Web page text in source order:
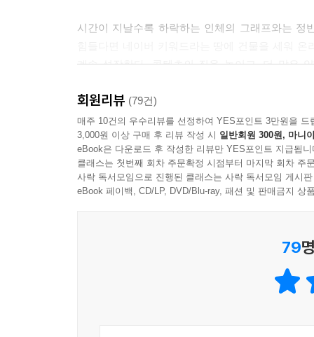
시간이 지날수록 하락하는 인체의 그래프와는
계속 성장한다. 콘텐츠의 질을 높이고, 더 많은
누구는 월급과 블로그 부업으로 벌어들인 수익
만들려고 노력하며, 누구는 블로그에 꾸준히 발
발견해 블로그 강사가 된 사람도 있다. 그 중간중
이 책에서는 올바른 부업 선정의 기준과 블로그를
역량을 결합해 불투명한 미래 환경에서도 언제
회원리뷰 (79건)
매주 10건의 우수리뷰를 선정하여 YES포인트 3만원을 드
3,000원 이상 구매 후 리뷰 작성 시 일반회원 300원, 마니
eBook은 다운로드 후 작성한 리뷰만 YES포인트 지급됩니
클래스는 첫번째 회차 주문확정 시점부터 마지막 회차 주
사락 독서모임으로 진행된 클래스는 사락 독서모임 게시
eBook 페이백, CD/LP, DVD/Blu-ray, 패션 및 판매금지 상
79